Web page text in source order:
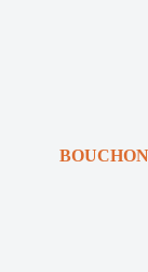
NOUVEAUTÉ